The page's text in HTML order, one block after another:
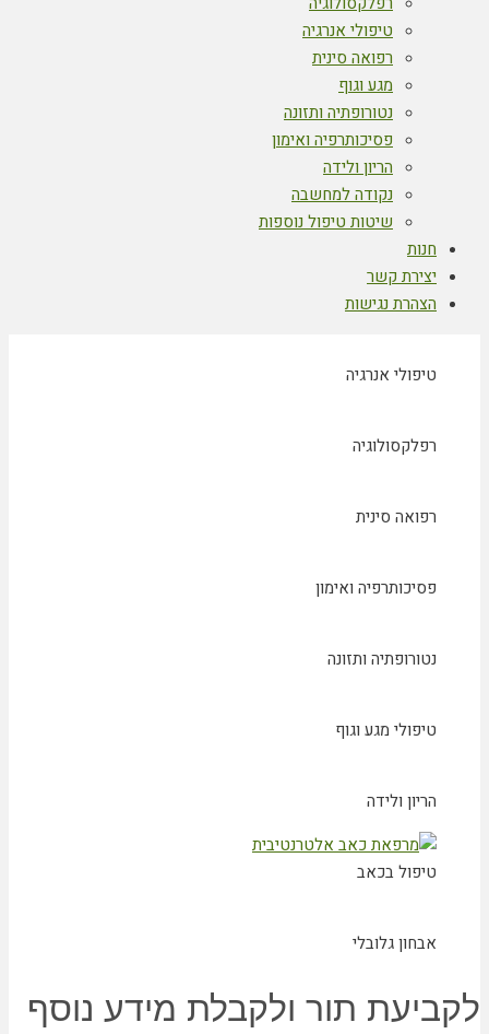
טיפולי אנרגיה
רפואה סינית
מגע וגוף
נטורופתיה ותזונה
פסיכותרפיה ואימון
הריון ולידה
נקודה למחשבה
שיטות טיפול נוספות
חנות
יצירת קשר
הצהרת נגישות
טיפולי אנרגיה
רפלקסולוגיה
רפואה סינית
פסיכותרפיה ואימון
נטורופתיה ותזונה
טיפולי מגע וגוף
הריון ולידה
טיפול בכאב
אבחון גלובלי
לקביעת תור ולקבלת מידע נוסף